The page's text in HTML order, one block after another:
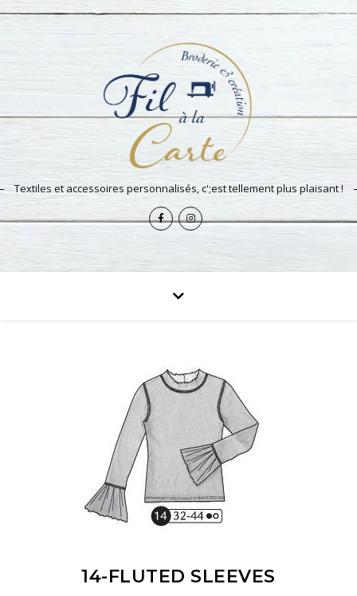
Textiles et accessoires personnalisés, c';est tellement plus plaisant !
14-FLUTED SLEEVES